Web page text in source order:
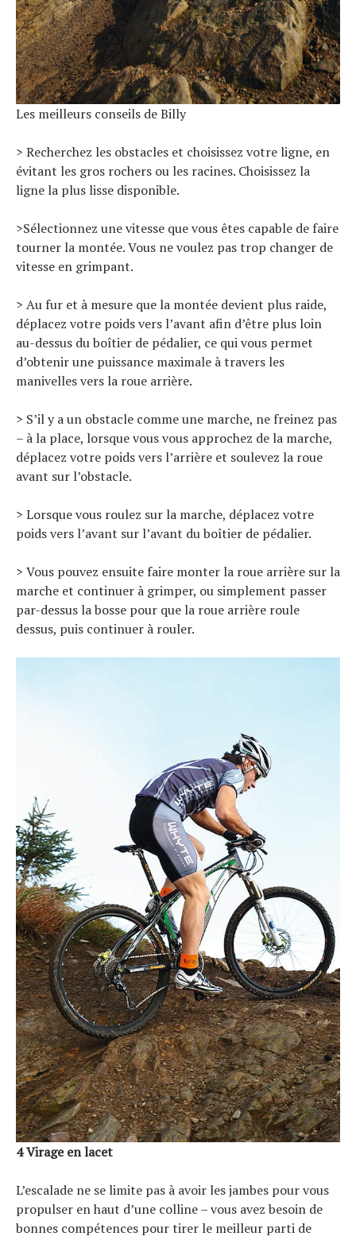
Les meilleurs conseils de Billy
> Recherchez les obstacles et choisissez votre ligne, en
évitant les gros rochers ou les racines. Choisissez la
ligne la plus lisse disponible.
>Sélectionnez une vitesse que vous êtes capable de faire
tourner la montée. Vous ne voulez pas trop changer de
vitesse en grimpant.
> Au fur et à mesure que la montée devient plus raide,
déplacez votre poids vers l’avant afin d’être plus loin
au-dessus du boîtier de pédalier, ce qui vous permet
d’obtenir une puissance maximale à travers les
manivelles vers la roue arrière.
> S’il y a un obstacle comme une marche, ne freinez pas
– à la place, lorsque vous vous approchez de la marche,
déplacez votre poids vers l’arrière et soulevez la roue
avant sur l’obstacle.
> Lorsque vous roulez sur la marche, déplacez votre
poids vers l’avant sur l’avant du boîtier de pédalier.
> Vous pouvez ensuite faire monter la roue arrière sur la
marche et continuer à grimper, ou simplement passer
par-dessus la bosse pour que la roue arrière roule
dessus, puis continuer à rouler.
4 Virage en lacet
L’escalade ne se limite pas à avoir les jambes pour vous
propulser en haut d’une colline – vous avez besoin de
bonnes compétences pour tirer le meilleur parti de